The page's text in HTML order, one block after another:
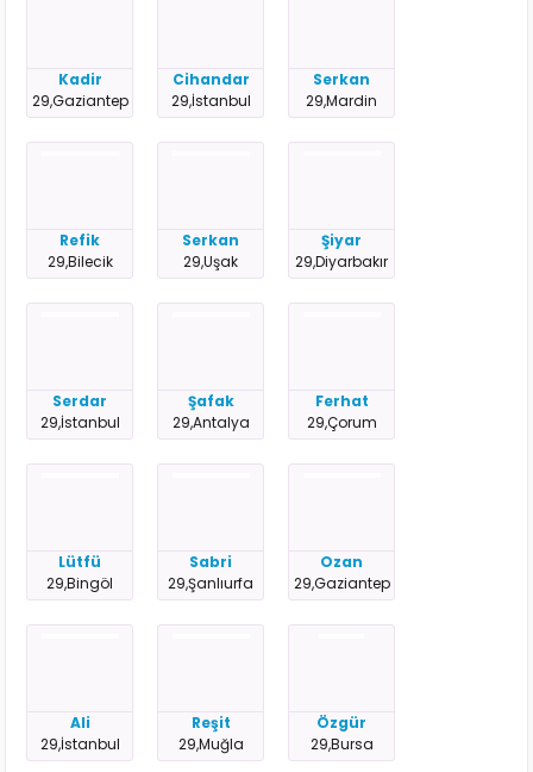
Kadir
29,Gaziantep
Cihandar
29,İstanbul
Serkan
29,Mardin
Refik
29,Bilecik
Serkan
29,Uşak
Şiyar
29,Diyarbakır
Serdar
29,İstanbul
Şafak
29,Antalya
Ferhat
29,Çorum
Lütfü
29,Bingöl
Sabri
29,Şanlıurfa
Ozan
29,Gaziantep
Ali
29,İstanbul
Reşit
29,Muğla
Özgür
29,Bursa